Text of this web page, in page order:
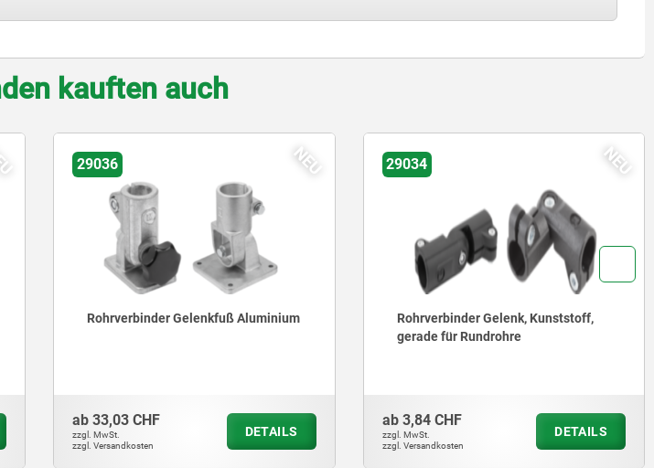
kauften auch
NEU
29036
Rohrverbinder Gelenkfuß Aluminium
ab 33,03 CHF
zzgl. MwSt.
zzgl. Versandkosten
DETAILS
NEU
29034
Rohrverbinder Gelenk, Kunststoff,
gerade für Rundrohre
ab3,84 CHF
zzgl. MwSt.
zzgl. Versandkosten
DETAILS